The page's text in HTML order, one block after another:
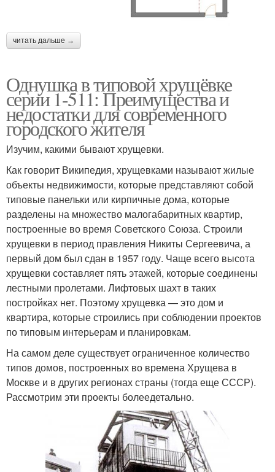
читать дальше →
Однушка в типовой хрущёвке
серии 1-511: Преимущества и
недостатки для современного
городского жителя
Изучим, какими бывают хрущевки.
Как говорит Википедия, хрущевками называют жилые
объекты недвижимости, которые представляют собой
типовые панельки или кирпичные дома, которые
разделены на множество малогабаритных квартир,
построенные во время Советского Союза. Строили
хрущевки в период правления Никиты Сергеевича, а
первый дом был сдан в 1957 году. Чаще всего высота
хрущевки составляет пять этажей, которые соединены
лестными пролетами. Лифтовых шахт в таких
постройках нет. Поэтому хрущевка — это дом и
квартира, которые строились при соблюдении проектов
по типовым интерьерам и планировкам.
На самом деле существует ограниченное количество
типов домов, построенных во времена Хрущева в
Москве и в других регионах страны (тогда еще СССР).
Рассмотрим эти проекты болеедетально.